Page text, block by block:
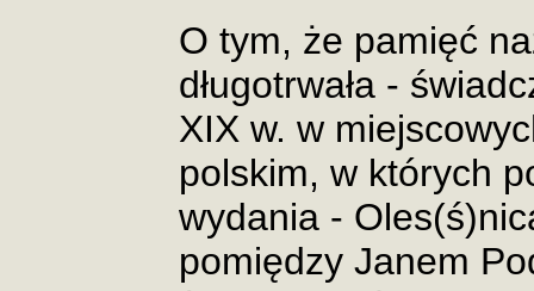
O tym, że pamięć
długotrwała -
XIX w. w
polskim, w których
wydania -
pomiędzy Janem